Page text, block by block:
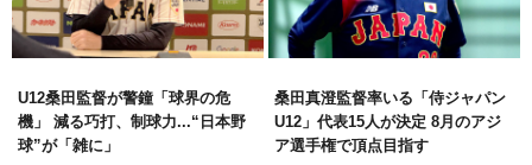
U12桑田監督が警鐘「球界の危
機」 減る巧打、制球力...“日本野
球”が「雑に」
桑田真澄監督率いる「侍ジャパン
U12」代表15人が決定 8月のアジ
ア選手権で頂点目指す